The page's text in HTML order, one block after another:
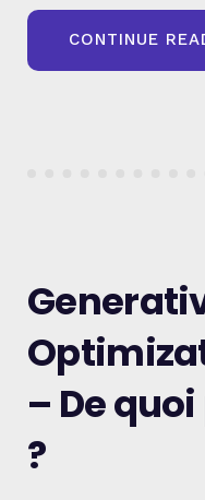
CONTINUE
– De
?